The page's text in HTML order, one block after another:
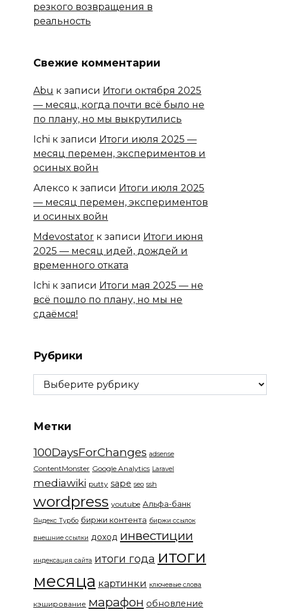
резкого возвращения в
реальность
Свежие комментарии
Abu к записи Итоги октября 2025
— месяц, когда почти всё было не
по плану, но мы выкрутились
Ichi к записи Итоги июля 2025 —
месяц перемен, экспериментов и
осиных войн
Алексо к записи Итоги июля 2025
— месяц перемен, экспериментов
и осиных войн
Mdevostator к записи Итоги июня
2025 — месяц идей, дождей и
временного отката
Ichi к записи Итоги мая 2025 — не
всё пошло по плану, но мы не
сдаёмся!
Рубрики
Рубрики
Метки
100DaysForChanges adsense
ContentMonster Google Analytics Laravel
mediawiki putty sape seo ssh
wordpress youtube Альфа-банк
Яндекс Турбо биржи контента биржи ссылок
внешние ссылки доход инвестиции
индексация сайта итоги года итоги
месяца картинки ключевые слова
кэширование марафон обновление